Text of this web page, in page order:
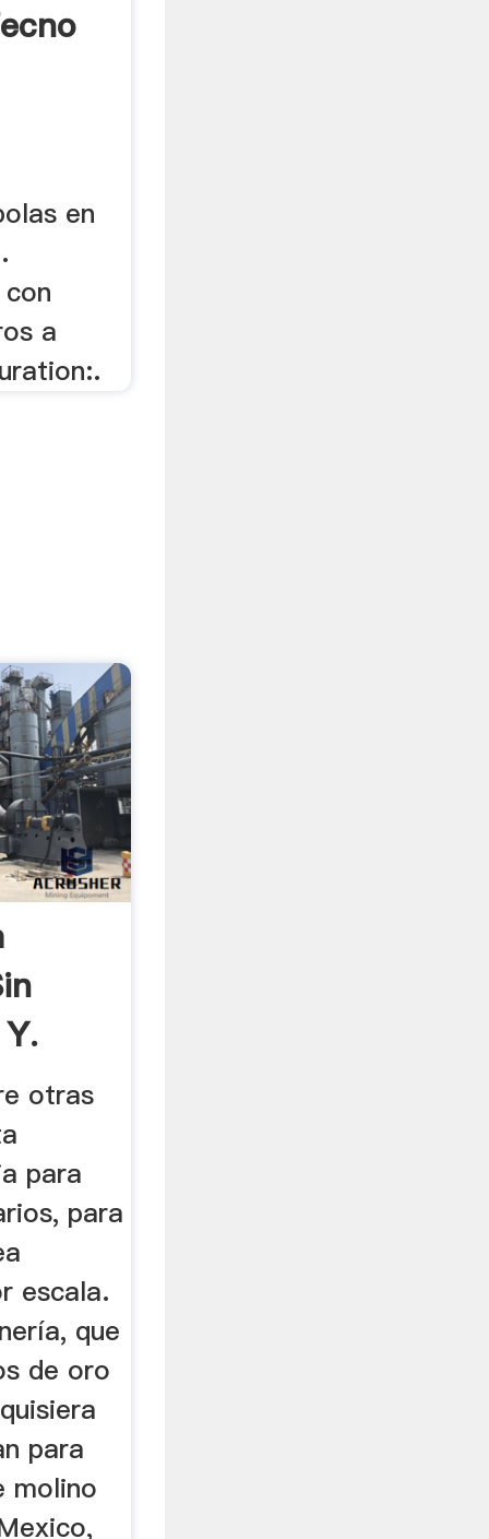
en
a
otras
para
para
escala.
que
de oro
para
molino